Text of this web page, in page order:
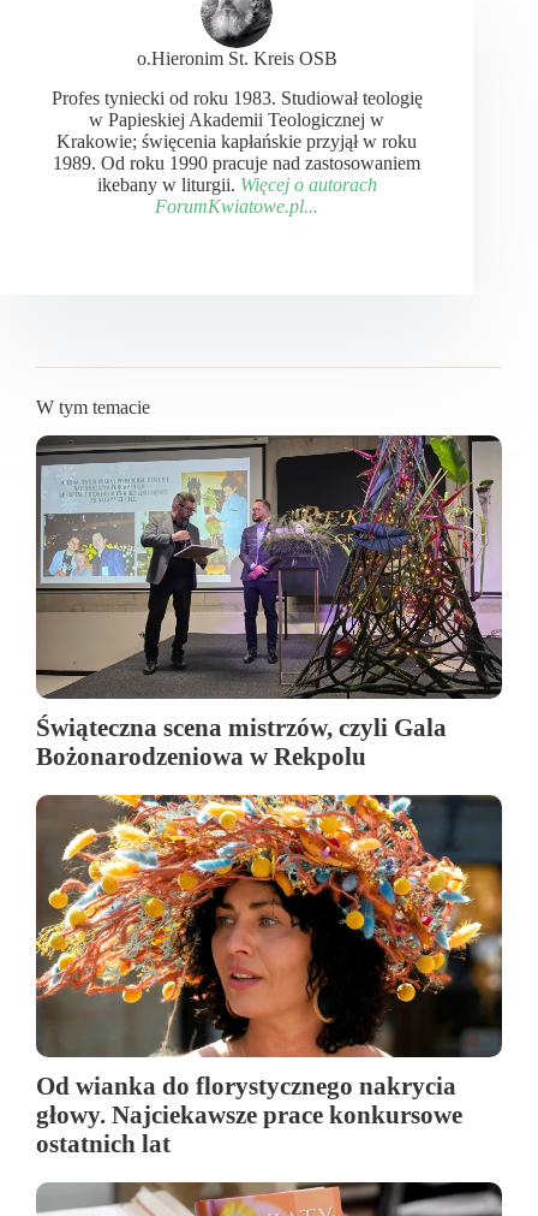
o.Hieronim St. Kreis OSB
Profes tyniecki od roku 1983. Studiował teologię
w Papieskiej Akademii Teologicznej w
Krakowie; święcenia kapłańskie przyjął w roku
1989. Od roku 1990 pracuje nad zastosowaniem
ikebany w liturgii. Więcej o autorach
ForumKwiatowe.pl...
W tym temacie
Świąteczna scena mistrzów, czyli Gala
Bożonarodzeniowa w Rekpolu
Od wianka do florystycznego nakrycia
głowy. Najciekawsze prace konkursowe
ostatnich lat